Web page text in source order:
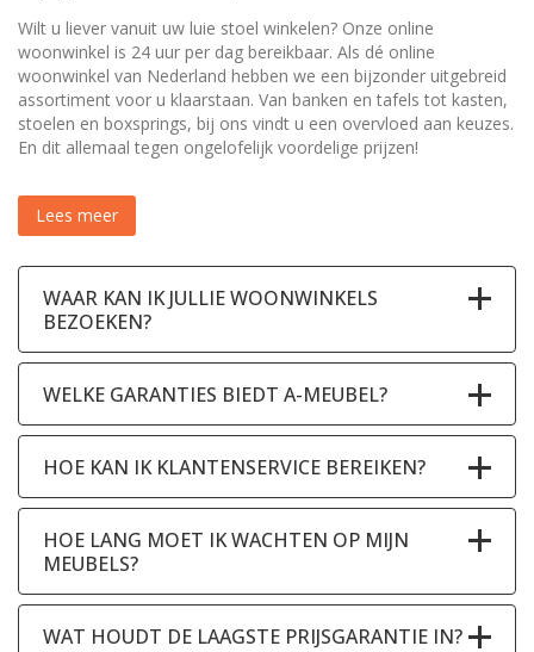
Wilt u liever vanuit uw luie stoel winkelen? Onze online
woonwinkel is 24 uur per dag bereikbaar. Als dé online
woonwinkel van Nederland hebben we een bijzonder uitgebreid
assortiment voor u klaarstaan. Van banken en tafels tot kasten,
stoelen en boxsprings, bij ons vindt u een overvloed aan keuzes.
En dit allemaal tegen ongelofelijk voordelige prijzen!
Lees meer
WAAR KAN IK JULLIE WOONWINKELS
BEZOEKEN?
WELKE GARANTIES BIEDT A-MEUBEL?
HOE KAN IK KLANTENSERVICE BEREIKEN?
HOE LANG MOET IK WACHTEN OP MIJN
MEUBELS?
WAT HOUDT DE LAAGSTE PRIJSGARANTIE IN?